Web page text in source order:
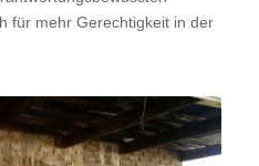
für mehr Gerechtigkeit in der